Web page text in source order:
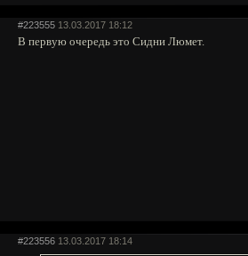
#223555 13.03.2017 18:12
В первую очередь это Сидни Люмет.
#223556 13.03.2017 18:14